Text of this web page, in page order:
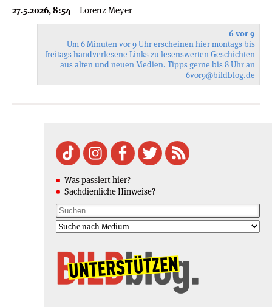
27.5.2026, 8:54 Lorenz Meyer
6 vor 9
Um 6 Minuten vor 9 Uhr erscheinen hier montags bis
freitags handverlesene Links zu lesenswerten Geschichten
aus alten und neuen Medien. Tipps gerne bis 8 Uhr an
6vor9@bildblog.de
Was passiert hier?
Sachdienliche Hinweise?